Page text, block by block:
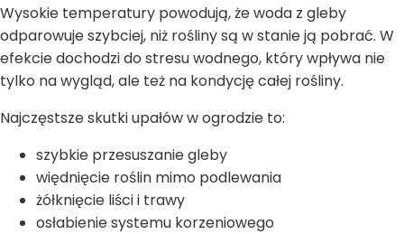
Wysokie temperatury powodują, że woda z gleby
odparowuje szybciej, niż rośliny są w stanie ją pobrać. W
efekcie dochodzi do stresu wodnego, który wpływa nie
tylko na wygląd, ale też na kondycję całej rośliny.
Najczęstsze skutki upałów w ogrodzie to:
szybkie przesuszanie gleby
więdnięcie roślin mimo podlewania
żółknięcie liści i trawy
osłabienie systemu korzeniowego